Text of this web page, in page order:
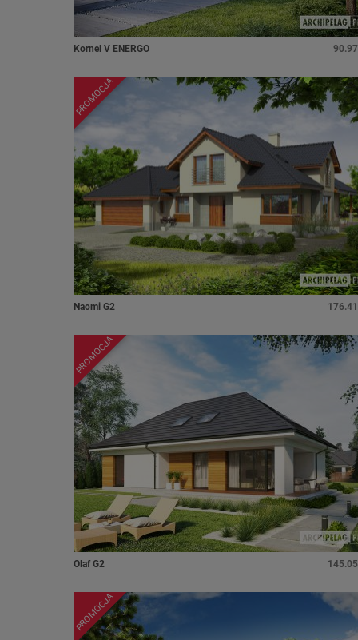
Kornel V ENERGO
PROMOCJA
Naomi G2
PROMOCJA
Olaf G2
PROMOCJA